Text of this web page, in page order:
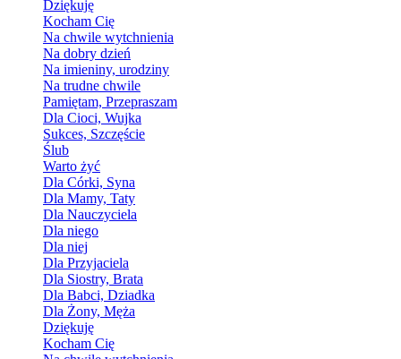
Dziękuję
Kocham Cię
Na chwile wytchnienia
Na dobry dzień
Na imieniny, urodziny
Na trudne chwile
Pamiętam, Przepraszam
Dla Cioci, Wujka
Sukces, Szczęście
Ślub
Warto żyć
Dla Córki, Syna
Dla Mamy, Taty
Dla Nauczyciela
Dla niego
Dla niej
Dla Przyjaciela
Dla Siostry, Brata
Dla Babci, Dziadka
Dla Żony, Męża
Dziękuję
Kocham Cię